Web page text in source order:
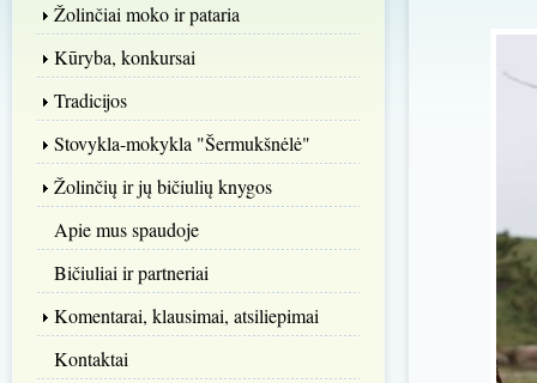
Žolinčiai moko ir pataria
Kūryba, konkursai
Tradicijos
Stovykla-mokykla "Šermukšnėlė"
Žolinčių ir jų bičiulių knygos
Apie mus spaudoje
Bičiuliai ir partneriai
Komentarai, klausimai, atsiliepimai
Kontaktai